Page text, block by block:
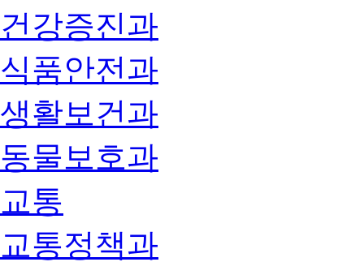
건강증진과
식품안전과
생활보건과
동물보호과
교통
교통정책과